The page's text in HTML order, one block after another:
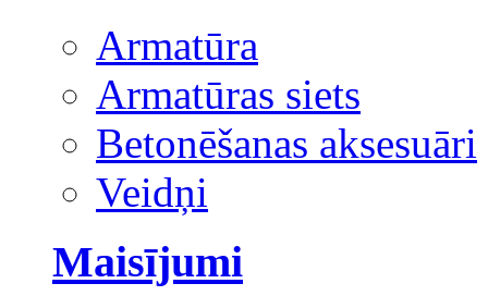
Armatūra
Armatūras siets
Betonēšanas aksesuāri
Veidņi
Maisījumi